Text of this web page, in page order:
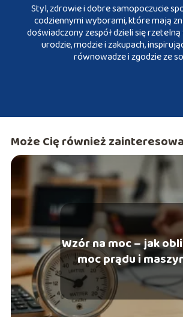
Styl, zdrowie i dobre samopoczucie
codziennymi wyborami, które mają
doświadczony zespół dzieli się rzetelną
urodzie, modzie i zakupach,
równowadze i zgodzie ze
Może Cię również
Wzór na moc – jak
moc prądu i